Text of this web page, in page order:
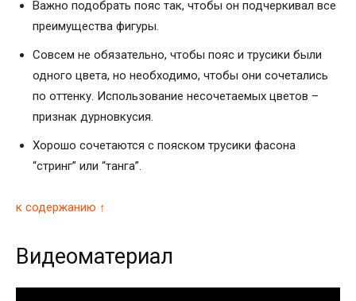
Важно подобрать пояс так, чтобы он подчеркивал все
преимущества фигуры.
Совсем не обязательно, чтобы пояс и трусики были
одного цвета, но необходимо, чтобы они сочетались
по оттенку. Использование несочетаемых цветов –
признак дурновкусия.
Хорошо сочетаются с пояском трусики фасона
“стринг” или “танга”.
к содержанию ↑
Видеоматериал